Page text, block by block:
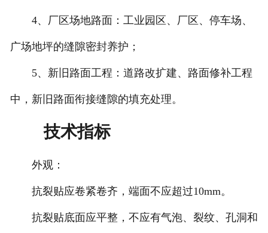
4、厂区场地路面：工业园区、厂区、停车场、
广场地坪的缝隙密封养护；
5、新旧路面工程：道路改扩建、路面修补工程
中，新旧路面衔接缝隙的填充处理。
技术指标
外观：
抗裂贴应卷紧卷齐，端面不应超过10mm。
抗裂贴底面应平整，不应有气泡、裂纹、孔洞和